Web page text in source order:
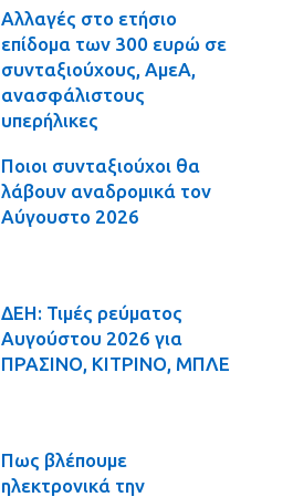
Αλλαγές στο ετήσιο
επίδομα των 300 ευρώ σε
συνταξιούχους, ΑμεΑ,
ανασφάλιστους
υπερήλικες
Ποιοι συνταξιούχοι θα
λάβουν αναδρομικά τον
Αύγουστο 2026
ΔΕΗ: Τιμές ρεύματος
Αυγούστου 2026 για
ΠΡΑΣΙΝΟ, ΚΙΤΡΙΝΟ, ΜΠΛΕ
Πως βλέπουμε
ηλεκτρονικά την